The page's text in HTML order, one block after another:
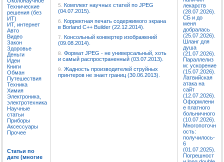
Технические
решения (без
ИТ)
ИТ, интернет
Авто
Видео
Закон
Здоровье
Деньги
Идеи
Книги
Обман
Путешествия
Техника
Химия
Электроника,
электротехника
Научные
статьи
Приборы
Аксессуары
Прочее
Статьи по
дате (многие
5. Комплект научных статей по JPEG
(04.07.2015).
6. Корректная печать содержимого экрана
в Borland C++ Builder (22.12.2014).
7. Консольный конвертер изображений
(09.08.2014).
8. Формат JPEG - не универсальный, хоть
и самый распространенный (03.07.2013).
9. Жадность производителей струйных
принтеров не знает границ (30.06.2013).
лекарств
(28.07.2026).
СБ и до
меня
добралась
(25.07.2026).
Шланг для
душа
(21.07.2026).
Параллелиз
м: ускорение
(15.07.2026).
Латвийская
атака на
сайт
(12.07.2026).
Оформлени
е платного
больничного
(10.07.2026).
Многопоточн
ость:
получилось-
6
(01.07.2025).
Погрешност